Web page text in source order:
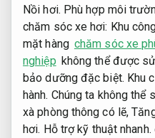
Nồi hơi. Phù hợp môi
chăm sóc xe hơi: Khu
mặt hàng chăm sóc xe
nghiệp không thể được
bảo dưỡng đặc biệt. Khu
hành. Chúng ta không thể
xà phòng thông có lẽ,
hơi. Hỗ trợ kỹ thuật nhanh.